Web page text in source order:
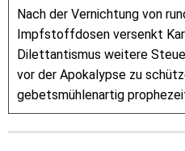
Nach der Vernichtung von
Impfstoffdosen versenkt
Dilettantismus weitere
vor der Apokalypse zu
gebetsmühlenartig